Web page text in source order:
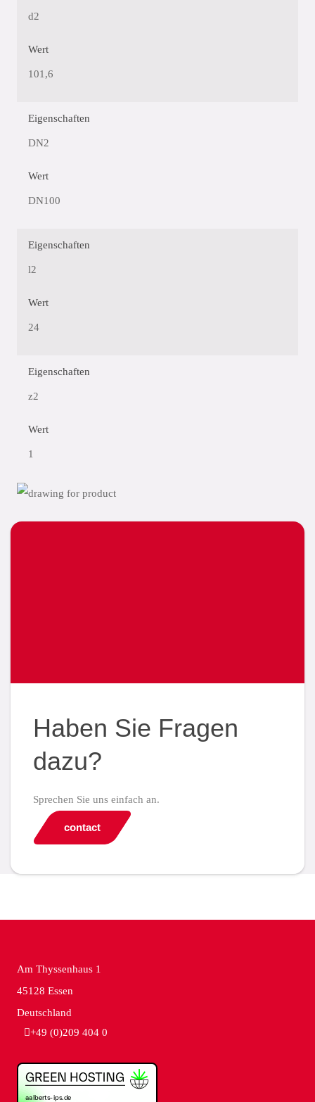
d2
Wert
101,6
Eigenschaften
DN2
Wert
DN100
Eigenschaften
l2
Wert
24
Eigenschaften
z2
Wert
1
Haben Sie Fragen
dazu?
Sprechen Sie uns einfach an.
contact
Am Thyssenhaus 1
45128 Essen
Deutschland
+49 (0)209 404 0